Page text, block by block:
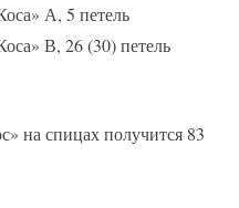
А, 5 петель
В, 26 (30) петель
на спицах получится 83